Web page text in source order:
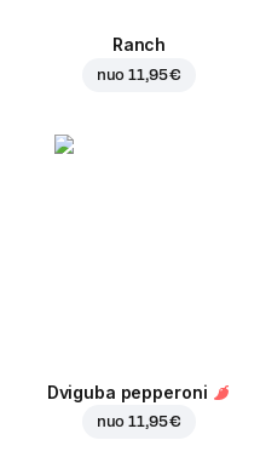
Ranch
nuo11,95 €
Dviguba pepperoni
nuo11,95 €